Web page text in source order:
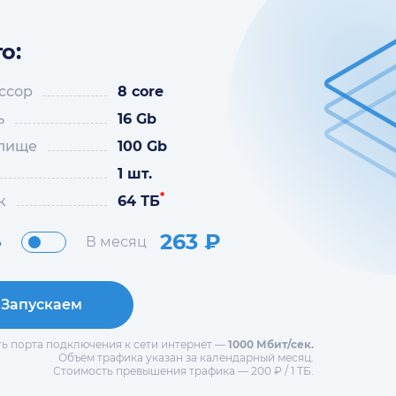
8 core
16 Gb
100 Gb
1 шт.
64 ТБ*
В месяц 263₽
Запускаем
порта подключения к сети интернет — 1000 Мбит/сек.
Объём трафика указан за календарный месяц.
Стоимость превышения трафика — 200 ₽ / 1 ТБ.